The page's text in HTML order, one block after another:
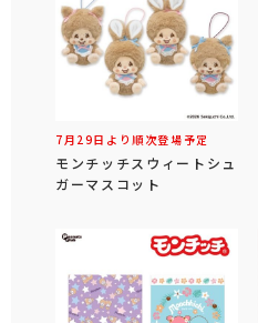
7月29日より順次登場予定
モンチッチスウィートシュ
ガーマスコット